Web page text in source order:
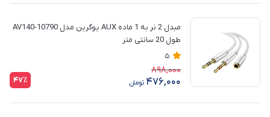
مبدل 2 نر به 1 ماده AUX یوگرین مدل AV140-10790
طول 20 سانتی متر
5
898,000
476,000 تومان 47٪